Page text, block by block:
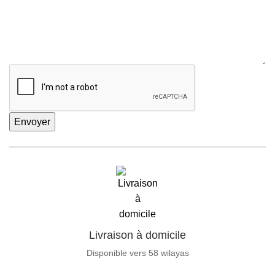
Envoyer
Livraison à domicile
Disponible vers 58 wilayas